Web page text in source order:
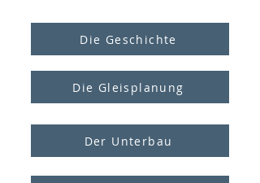
Die Geschichte
Die Gleisplanung
Der Unterbau